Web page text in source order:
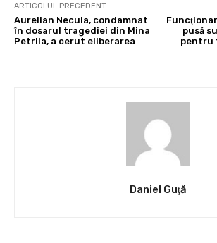
ARTICOLUL PRECEDENT
Aurelian Necula, condamnat
în dosarul tragediei din Mina
Petrila, a cerut eliberarea
pusă
pentru
Daniel Guţă